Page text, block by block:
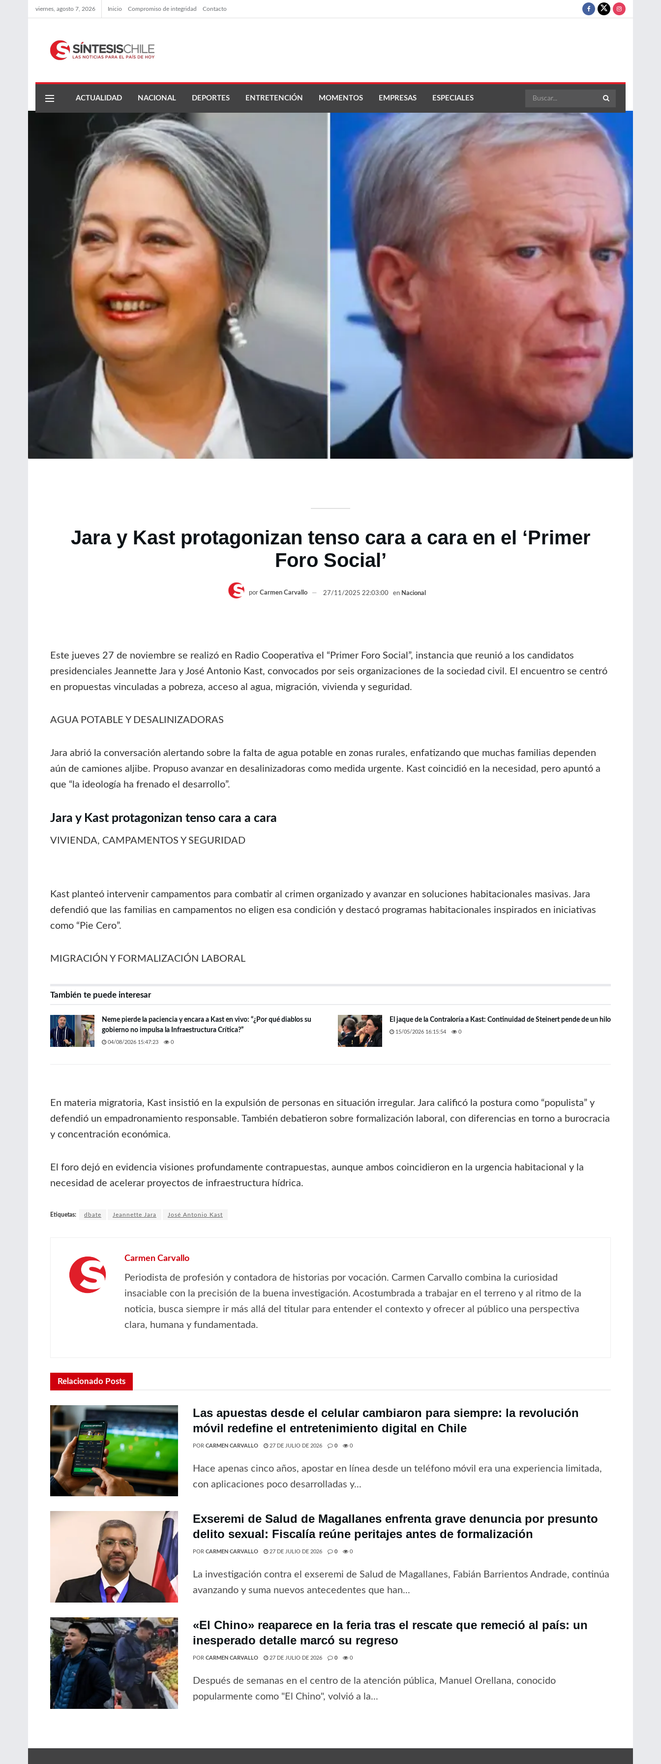
viernes, agosto 7, 2026 Inicio Compromiso de integridad Contacto
ACTUALIDAD NACIONAL DEPORTES ENTRETENCIÓN MOMENTOS EMPRESAS ESPECIALES
Jara y Kast protagonizan tenso cara a cara en el ‘Primer
Foro Social’
por Carmen Carvallo 27/11/2025 22:03:00 en Nacional
Este jueves 27 de noviembre se realizó en Radio Cooperativa el “Primer Foro Social”, instancia que reunió a los candidatos
presidenciales Jeannette Jara y José Antonio Kast, convocados por seis organizaciones de la sociedad civil. El encuentro se centró
en propuestas vinculadas a pobreza, acceso al agua, migración, vivienda y seguridad.
AGUA POTABLE Y DESALINIZADORAS
Jara abrió la conversación alertando sobre la falta de agua potable en zonas rurales, enfatizando que muchas familias dependen
aún de camiones aljibe. Propuso avanzar en desalinizadoras como medida urgente. Kast coincidió en la necesidad, pero apuntó a
que “la ideología ha frenado el desarrollo”.
Jara y Kast protagonizan tenso cara a cara
VIVIENDA, CAMPAMENTOS Y SEGURIDAD
Kast planteó intervenir campamentos para combatir al crimen organizado y avanzar en soluciones habitacionales masivas. Jara
defendió que las familias en campamentos no eligen esa condición y destacó programas habitacionales inspirados en iniciativas
como “Pie Cero”.
MIGRACIÓN Y FORMALIZACIÓN LABORAL
También te puede interesar
Neme pierde la paciencia y encara a Kast en vivo: “¿Por qué diablos su
gobierno no impulsa la Infraestructura Crítica?”
04/08/2026 15:47:23 0
El jaque de la Contraloría a Kast: Continuidad de Steinert pende de un hilo
15/05/2026 16:15:54 0
En materia migratoria, Kast insistió en la expulsión de personas en situación irregular. Jara calificó la postura como “populista” y
defendió un empadronamiento responsable. También debatieron sobre formalización laboral, con diferencias en torno a burocracia
y concentración económica.
El foro dejó en evidencia visiones profundamente contrapuestas, aunque ambos coincidieron en la urgencia habitacional y la
necesidad de acelerar proyectos de infraestructura hídrica.
Etiquetas: dbate Jeannette Jara José Antonio Kast
Carmen Carvallo
Periodista de profesión y contadora de historias por vocación. Carmen Carvallo combina la curiosidad
insaciable con la precisión de la buena investigación. Acostumbrada a trabajar en el terreno y al ritmo de la
noticia, busca siempre ir más allá del titular para entender el contexto y ofrecer al público una perspectiva
clara, humana y fundamentada.
Relacionado Posts
Las apuestas desde el celular cambiaron para siempre: la revolución
móvil redefine el entretenimiento digital en Chile
POR CARMEN CARVALLO 27 DE JULIO DE 2026 0 0
Hace apenas cinco años, apostar en línea desde un teléfono móvil era una experiencia limitada,
con aplicaciones poco desarrolladas y...
Exseremi de Salud de Magallanes enfrenta grave denuncia por presunto
delito sexual: Fiscalía reúne peritajes antes de formalización
POR CARMEN CARVALLO 27 DE JULIO DE 2026 0 0
La investigación contra el exseremi de Salud de Magallanes, Fabián Barrientos Andrade, continúa
avanzando y suma nuevos antecedentes que han...
«El Chino» reaparece en la feria tras el rescate que remeció al país: un
inesperado detalle marcó su regreso
POR CARMEN CARVALLO 27 DE JULIO DE 2026 0 0
Después de semanas en el centro de la atención pública, Manuel Orellana, conocido
popularmente como "El Chino", volvió a la...